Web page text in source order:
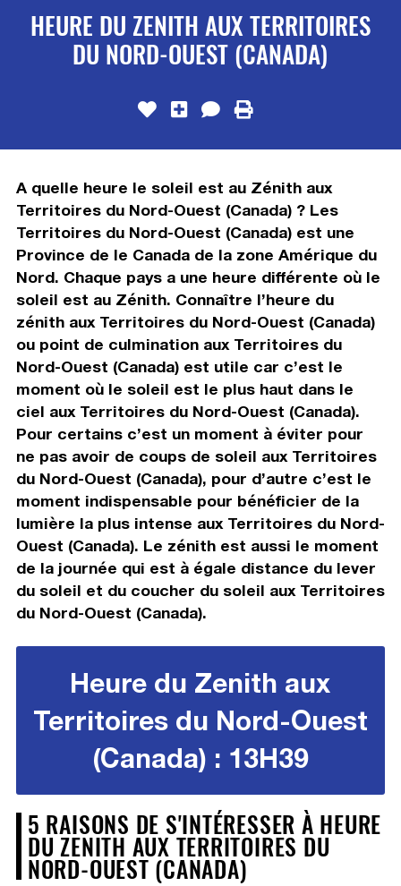
HEURE DU ZENITH AUX TERRITOIRES
DU NORD-OUEST (CANADA)
A quelle heure le soleil est au Zénith aux
Territoires du Nord-Ouest (Canada) ? Les
Territoires du Nord-Ouest (Canada) est une
Province de le Canada de la zone Amérique du
Nord. Chaque pays a une heure différente où le
soleil est au Zénith. Connaître l’heure du
zénith aux Territoires du Nord-Ouest (Canada)
ou point de culmination aux Territoires du
Nord-Ouest (Canada) est utile car c’est le
moment où le soleil est le plus haut dans le
ciel aux Territoires du Nord-Ouest (Canada).
Pour certains c’est un moment à éviter pour
ne pas avoir de coups de soleil aux Territoires
du Nord-Ouest (Canada), pour d’autre c’est le
moment indispensable pour bénéficier de la
lumière la plus intense aux Territoires du Nord-
Ouest (Canada). Le zénith est aussi le moment
de la journée qui est à égale distance du lever
du soleil et du coucher du soleil aux Territoires
du Nord-Ouest (Canada).
Heure du Zenith aux
Territoires du Nord-Ouest
(Canada) : 13H39
5 RAISONS DE S'INTÉRESSER À HEURE
DU ZENITH AUX TERRITOIRES DU
NORD-OUEST (CANADA)